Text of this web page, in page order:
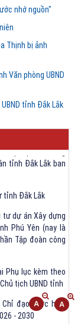
nhớ nguồn"
Thịnh bị ảnh
Văn phòng UBND
tỉnh Đắk Lắk
pháp luật trong
tỉnh Đắk Lắk ban
Phú Yên (nay là
Tập đoàn công
tịch UBND tỉnh
Chỉ đạo thực hiện
- 2030